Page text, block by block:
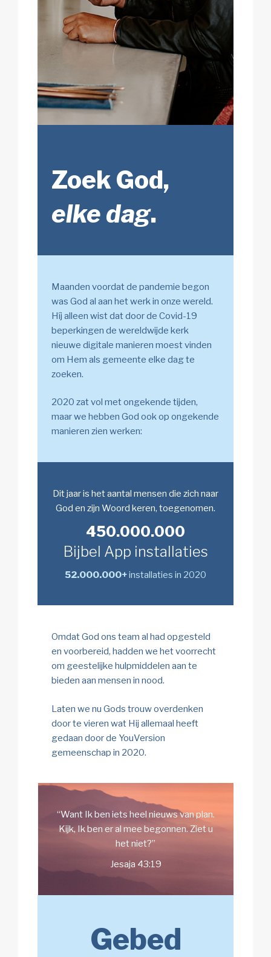
Zoek God,
elke dag.
Maanden voordat de pandemie begon
was God al aan het werk in onze wereld.
Híj alleen wist dat door de Covid-19
beperkingen de wereldwijde kerk
nieuwe digitale manieren moest vinden
om Hem als gemeente elke dag te
zoeken.
2020 zat vol met ongekende tijden,
maar we hebben God ook op ongekende
manieren zien werken:
Dit jaar is het aantal mensen die zich naar
God en zijn Woord keren, toegenomen.
450.000.000
Bijbel App installaties
52.000.000+installaties in 2020
Omdat God ons team al had opgesteld
en voorbereid, hadden we het voorrecht
om geestelijke hulpmiddelen aan te
bieden aan mensen in nood.
Laten we nu Gods trouw overdenken
door te vieren wat Hij allemaal heeft
gedaan door de YouVersion
gemeenschap in 2020.
“Want Ik ben iets heel nieuws van plan.
Kijk, Ik ben er al mee begonnen. Ziet u
het niet?”
Jesaja 43:19
Gebed